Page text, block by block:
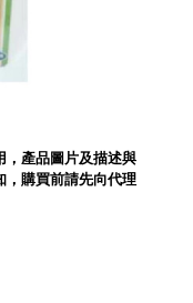
，產品圖片及描述與
，購買前請先向代理